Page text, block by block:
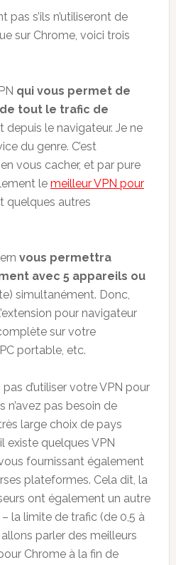
pas s’ils n’utiliseront de
sur Chrome, voici trois
qui vous permet de
tout le trafic de
depuis le navigateur. Je ne
du genre. C’est
vous cacher, et par pure
le meilleur VPN pour
quelques autres
vous permettra
avec 5 appareils ou
simultanément. Donc,
pour navigateur
sur votre
portable, etc.
d’utiliser votre VPN pour
n’avez pas besoin de
large choix de pays
existe quelques VPN
fournissant également
plateformes. Cela dit, la
ont également un autre
la limite de trafic (de 0,5 à
parler des meilleurs
Chrome à la fin de